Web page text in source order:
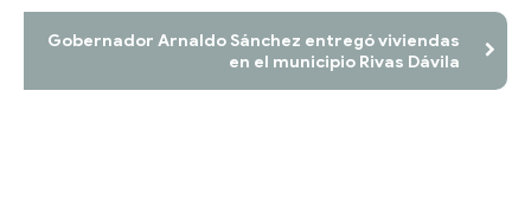
Gobernador Arnaldo Sánchez entregó viviendas
en el municipio Rivas Dávila